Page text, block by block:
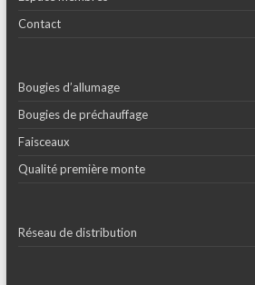
Contact
Bougies d’allumage
Bougies de préchauffage
Faisceaux
Qualité première monte
Réseau de distribution